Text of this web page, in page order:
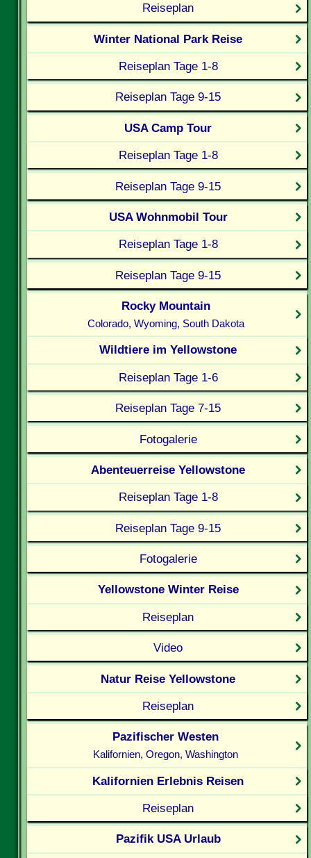
Reiseplan
Winter National Park Reise
Reiseplan Tage 1-8
Reiseplan Tage 9-15
USA Camp Tour
Reiseplan Tage 1-8
Reiseplan Tage 9-15
USA Wohnmobil Tour
Reiseplan Tage 1-8
Reiseplan Tage 9-15
Rocky Mountain
Colorado, Wyoming, South Dakota
Wildtiere im Yellowstone
Reiseplan Tage 1-6
Reiseplan Tage 7-15
Fotogalerie
Abenteuerreise Yellowstone
Reiseplan Tage 1-8
Reiseplan Tage 9-15
Fotogalerie
Yellowstone Winter Reise
Reiseplan
Video
Natur Reise Yellowstone
Reiseplan
Pazifischer Westen
Kalifornien, Oregon, Washington
Kalifornien Erlebnis Reisen
Reiseplan
Pazifik USA Urlaub